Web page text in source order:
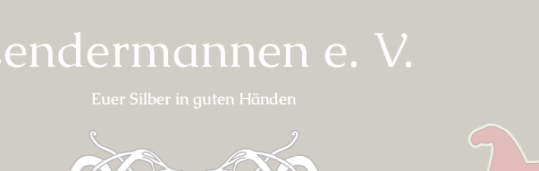
e. V.
Euer Silber in guten Händen